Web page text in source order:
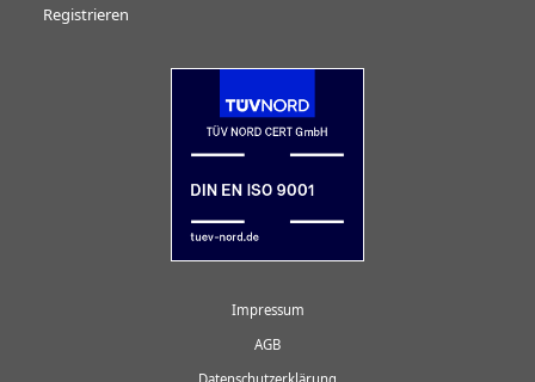
Registrieren
Impressum
AGB